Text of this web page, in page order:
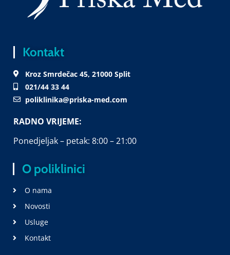
Kontakt
Kroz Smrdečac 45, 21000 Split
021/44 33 44
poliklinika@priska-med.com
RADNO VRIJEME:
Ponedjeljak – petak: 8:00 – 21:00
O poliklinici
O nama
Novosti
Usluge
Kontakt